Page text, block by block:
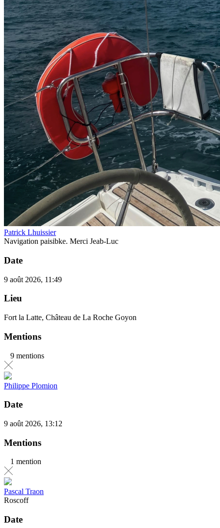
Patrick Lhuissier
Navigation paisibke. Merci Jeab-Luc
Date
9 août 2026, 11:49
Lieu
Fort la Latte, Château de La Roche Goyon
Mentions
9 mentions
Philippe Plomion
Date
9 août 2026, 13:12
Mentions
1 mention
Pascal Traon
Roscoff
Date